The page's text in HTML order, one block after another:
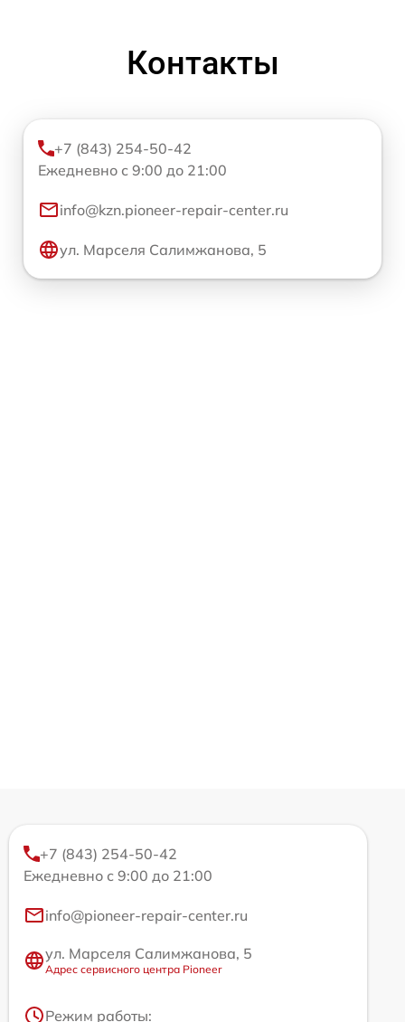
Контакты
+7 (843) 254-50-42
Ежедневно с 9:00 до 21:00
info@kzn.pioneer-repair-center.ru
ул. Марселя Салимжанова, 5
+7 (843) 254-50-42
Ежедневно с 9:00 до 21:00
info@pioneer-repair-center.ru
ул. Марселя Салимжанова, 5
Адрес сервисного центра Pioneer
Режим работы: